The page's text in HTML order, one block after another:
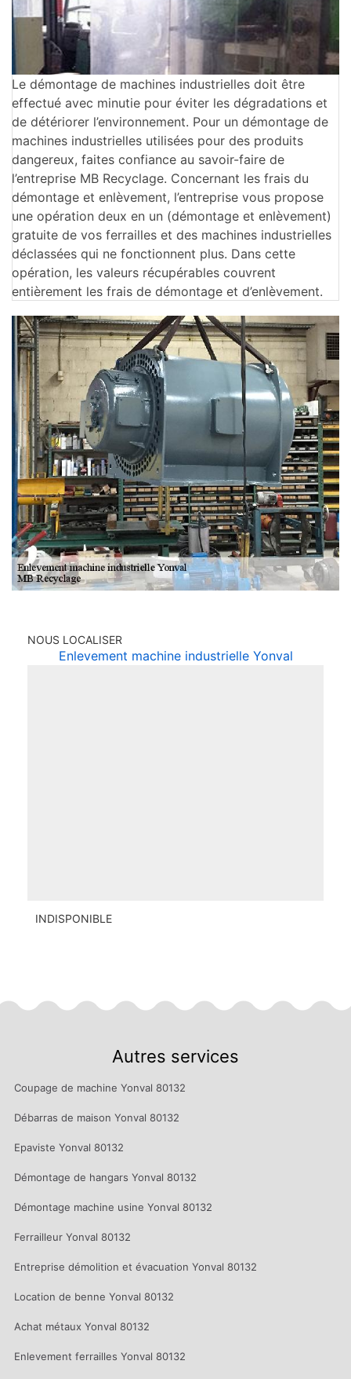
Le démontage de machines industrielles doit être
effectué avec minutie pour éviter les dégradations et
de détériorer l’environnement. Pour un démontage de
machines industrielles utilisées pour des produits
dangereux, faites confiance au savoir-faire de
l’entreprise MB Recyclage. Concernant les frais du
démontage et enlèvement, l’entreprise vous propose
une opération deux en un (démontage et enlèvement)
gratuite de vos ferrailles et des machines industrielles
déclassées qui ne fonctionnent plus. Dans cette
opération, les valeurs récupérables couvrent
entièrement les frais de démontage et d’enlèvement.
NOUS LOCALISER
Enlevement machine industrielle Yonval
INDISPONIBLE
Autres services
Coupage de machine Yonval 80132
Débarras de maison Yonval 80132
Epaviste Yonval 80132
Démontage de hangars Yonval 80132
Démontage machine usine Yonval 80132
Ferrailleur Yonval 80132
Entreprise démolition et évacuation Yonval 80132
Location de benne Yonval 80132
Achat métaux Yonval 80132
Enlevement ferrailles Yonval 80132